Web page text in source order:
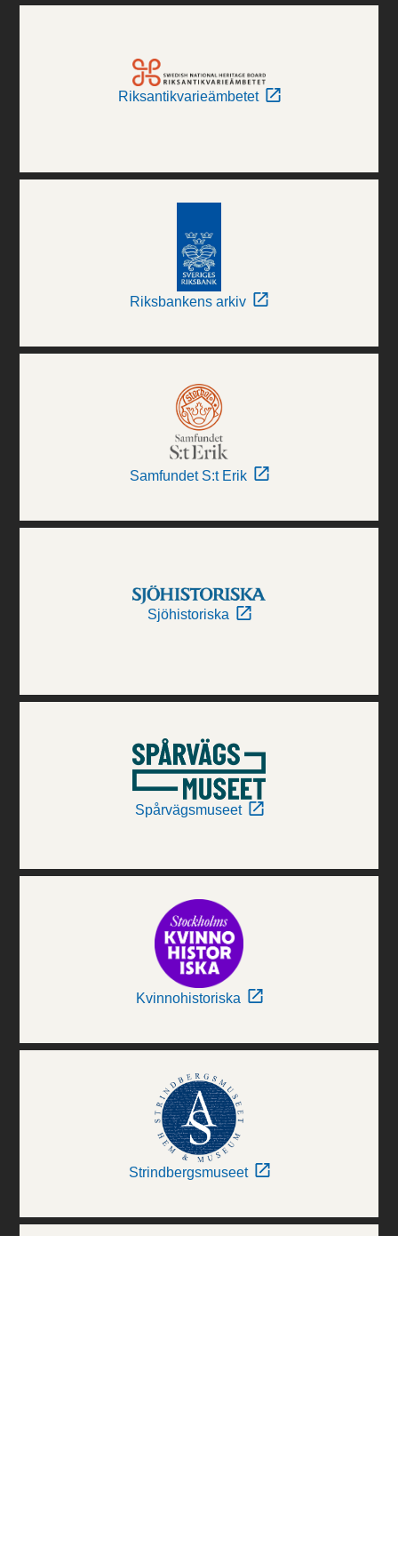
Riksantikvarieämbetet
Riksbankens arkiv
Samfundet S:t Erik
Sjöhistoriska
Spårvägsmuseet
Kvinnohistoriska
Strindbergsmuseet